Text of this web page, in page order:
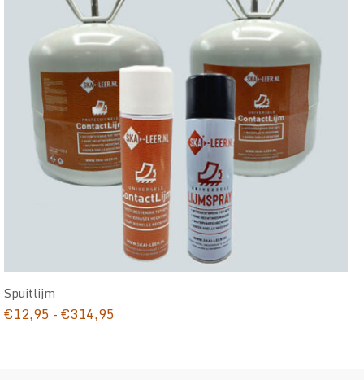
Spuitlijm
€12,95 -€314,95